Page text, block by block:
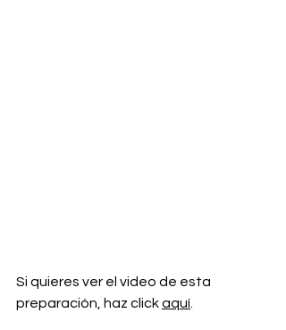
Si quieres ver el video de esta
preparación, haz click aquí